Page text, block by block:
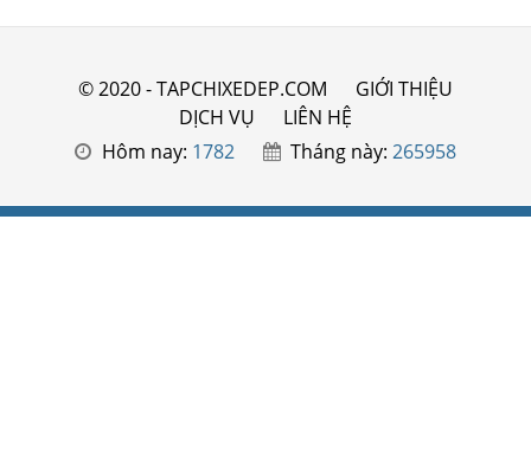
© 2020 - TAPCHIXEDEP.COM
GIỚI THIỆU
DỊCH VỤ
LIÊN HỆ
Hôm nay: 1782 Tháng này:265958